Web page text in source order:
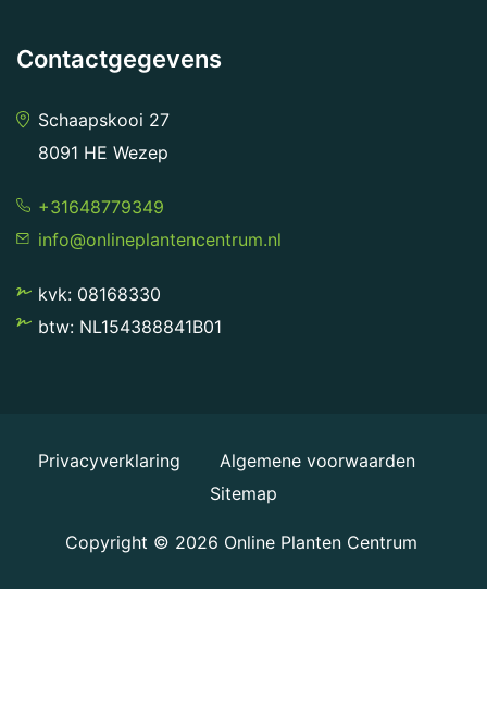
Contactgegevens
Schaapskooi 27
8091 HE Wezep
+31648779349
info@onlineplantencentrum.nl
kvk: 08168330
btw: NL154388841B01
Privacyverklaring
Algemene voorwaarden
Sitemap
Copyright © 2026 Online Planten Centrum